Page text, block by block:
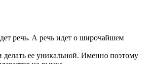
речь. А речь идет о широчайшем
ее уникальной. Именно поэтому